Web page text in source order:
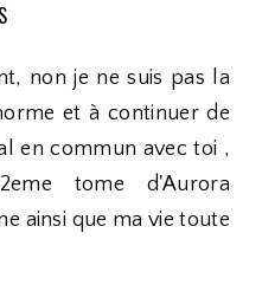
non je ne suis pas la
et à continuer de
en commun avec toi ,
tome d'Aurora
ainsi que ma vie toute